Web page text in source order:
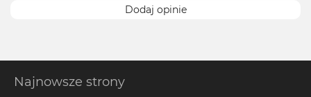
Dodaj opinie
Najnowsze strony